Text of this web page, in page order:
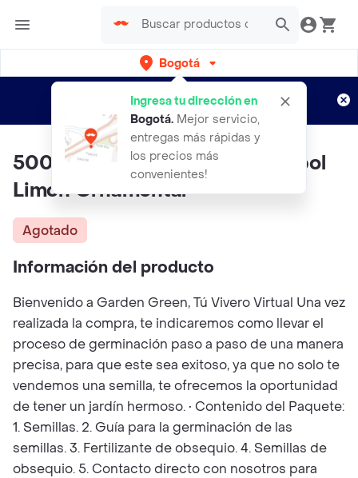
Bogotá
Ingresa tu dirección en
Bogotá. Mejor servicio,
entregas más rápidas y
los precios más
convenientes!
envíos gratis por semanas
Aplican TyC
500 Semillas Orgánicas De Árbol
Limón Ornamental
Agotado
Información del producto
Bienvenido a Garden Green, Tú Vivero Virtual Una vez
realizada la compra, te indicaremos como llevar el
proceso de germinación paso a paso de una manera
precisa, para que este sea exitoso, ya que no solo te
vendemos una semilla, te ofrecemos la oportunidad
de tener un jardín hermoso. • Contenido del Paquete:
1. Semillas. 2. Guía para la germinación de las
semillas. 3. Fertilizante de obsequio. 4. Semillas de
obsequio. 5. Contacto directo con nosotros para